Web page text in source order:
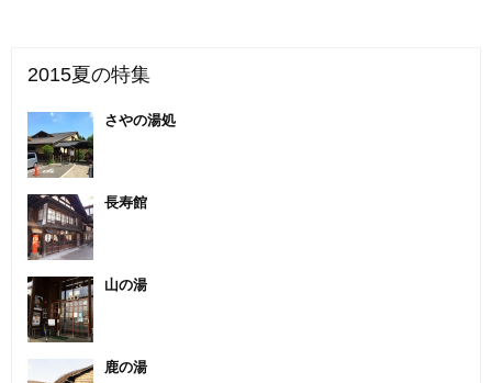
2015夏の特集
さやの湯処
長寿館
山の湯
鹿の湯